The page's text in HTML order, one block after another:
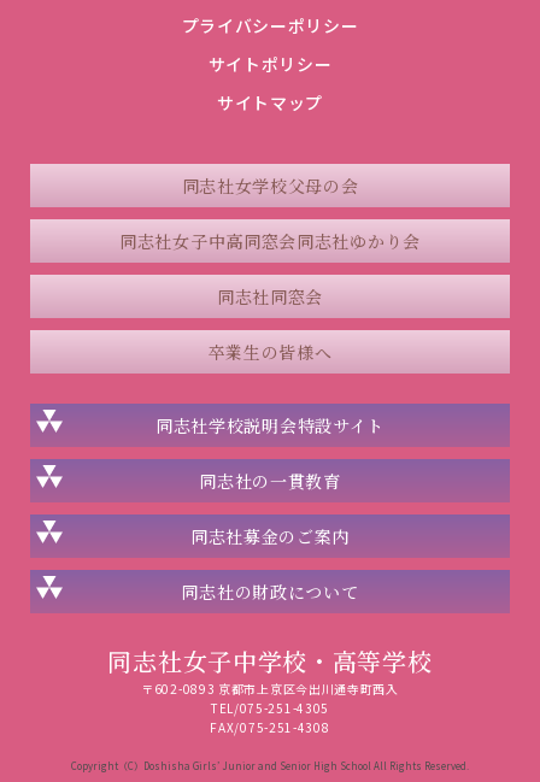
プライバシーポリシー
サイトポリシー
サイトマップ
同志社女学校父母の会
同志社女子中高同窓会同志社ゆかり会
同志社同窓会
卒業生の皆様へ
同志社学校説明会特設サイト
同志社の一貫教育
同志社募金のご案内
同志社の財政について
同志社女子中学校・高等学校
〒602-0893 京都市上京区今出川通寺町西入
TEL/075-251-4305
FAX/075-251-4308
Copyright（C）Doshisha Girls’ Junior and Senior High School All Rights Reserved.